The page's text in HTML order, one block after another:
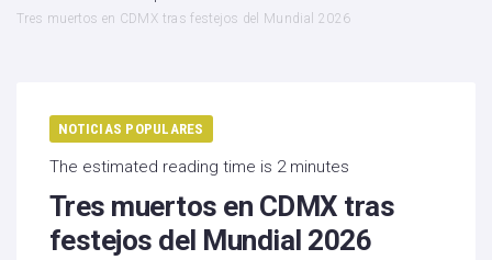
Tres muertos en CDMX tras festejos del Mundial 2026
NOTICIAS POPULARES
The estimated reading time is 2 minutes
Tres muertos en CDMX tras
festejos del Mundial 2026